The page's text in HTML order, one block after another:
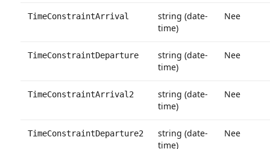
TimeConstraintArrival
string (date-
time)
Nee
TimeConstraintDeparture
string (date-
time)
Nee
TimeConstraintArrival2
string (date-
time)
Nee
TimeConstraintDeparture2
string (date-
time)
Nee